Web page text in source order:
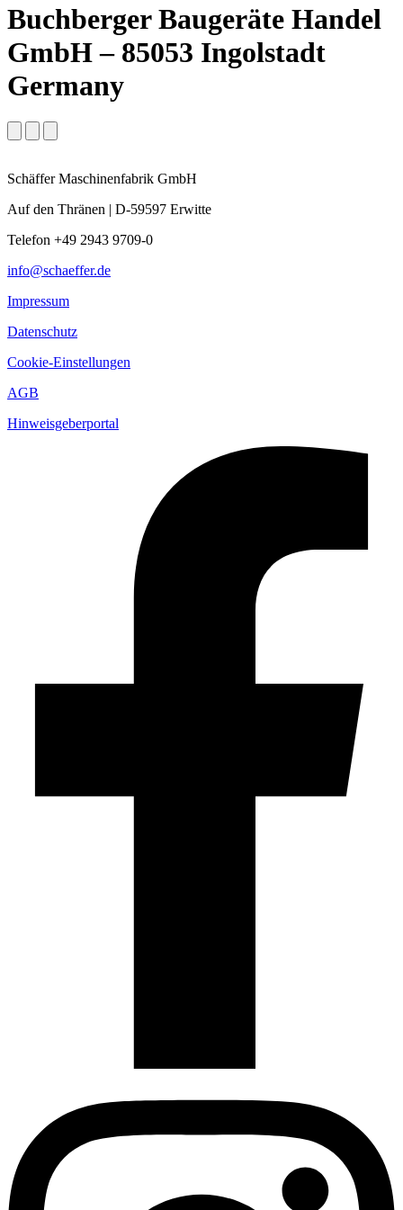
Buchberger Baugeräte Handel
GmbH – 85053 Ingolstadt
Germany
Schäffer Maschinenfabrik GmbH
Auf den Thränen | D-59597 Erwitte
Telefon +49 2943 9709-0
info@schaeffer.de
Impressum
Datenschutz
Cookie-Einstellungen
AGB
Hinweisgeberportal